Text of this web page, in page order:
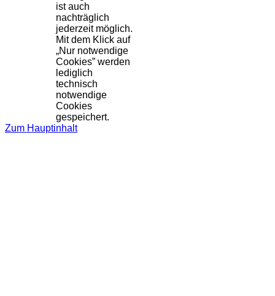
ist auch
nachträglich
jederzeit möglich.
Mit dem Klick auf
„Nur notwendige
Cookies” werden
lediglich
technisch
notwendige
Cookies
gespeichert.
Zum Hauptinhalt